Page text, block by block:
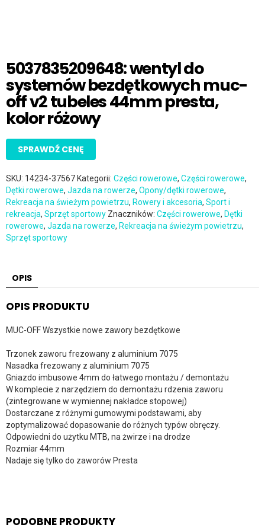
5037835209648: wentyl do
systemów bezdętkowych muc-
off v2 tubeles 44mm presta,
kolor różowy
SPRAWDŹ CENĘ
SKU: 14234-37567 Kategorii: Części rowerowe, Części rowerowe,
Dętki rowerowe, Jazda na rowerze, Opony/dętki rowerowe,
Rekreacja na świeżym powietrzu, Rowery i akcesoria, Sport i
rekreacja, Sprzęt sportowy Znaczników: Części rowerowe, Dętki
rowerowe, Jazda na rowerze, Rekreacja na świeżym powietrzu,
Sprzęt sportowy
OPIS
OPIS PRODUKTU
MUC-OFF Wszystkie nowe zawory bezdętkowe
Trzonek zaworu frezowany z aluminium 7075
Nasadka frezowany z aluminium 7075
Gniazdo imbusowe 4mm do łatwego montażu / demontażu
W komplecie z narzędziem do demontażu rdzenia zaworu
(zintegrowane w wymiennej nakładce stopowej)
Dostarczane z różnymi gumowymi podstawami, aby
zoptymalizować dopasowanie do różnych typów obręczy.
Odpowiedni do użytku MTB, na żwirze i na drodze
Rozmiar 44mm
Nadaje się tylko do zaworów Presta
PODOBNE PRODUKTY